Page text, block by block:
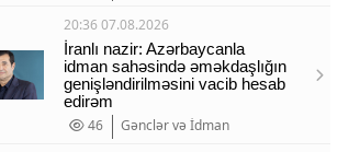
20:36 07.08.2026
İranlı nazir: Azərbaycanla
idman sahəsində əməkdaşlığın
genişləndirilməsini vacib hesab
edirəm
46
Gənclər və İdman